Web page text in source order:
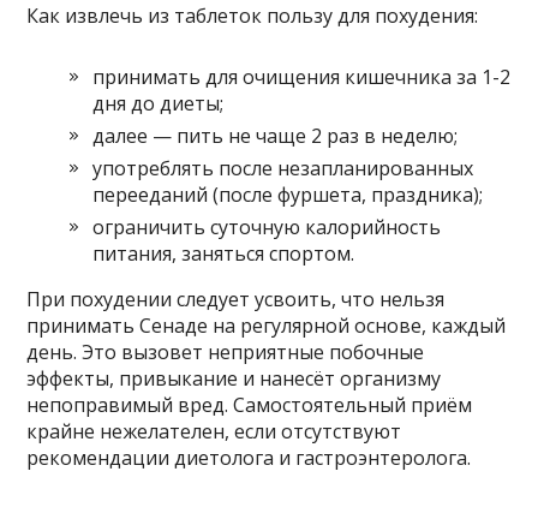
Как извлечь из таблеток пользу для похудения:
принимать для очищения кишечника за 1-2
дня до диеты;
далее — пить не чаще 2 раз в неделю;
употреблять после незапланированных
перееданий (после фуршета, праздника);
ограничить суточную калорийность
питания, заняться спортом.
При похудении следует усвоить, что нельзя
принимать Сенаде на регулярной основе, каждый
день. Это вызовет неприятные побочные
эффекты, привыкание и нанесёт организму
непоправимый вред. Самостоятельный приём
крайне нежелателен, если отсутствуют
рекомендации диетолога и гастроэнтеролога.